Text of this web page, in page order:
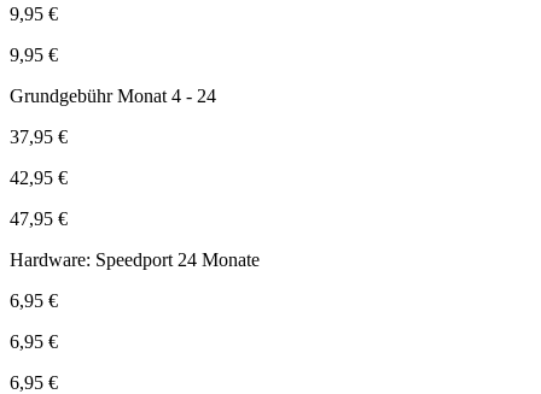
9,95 €
9,95 €
Grundgebühr Monat 4 - 24
37,95 €
42,95 €
47,95 €
Hardware: Speedport 24 Monate
6,95 €
6,95 €
6,95 €